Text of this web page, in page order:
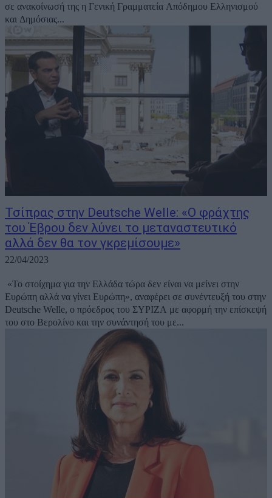
σε ανακοίνωσή της η Γενική Γραμματεία Απόδημου Ελληνισμού
και Δημόσιας...
Τσίπρας στην Deutsche Welle: «Ο φράχτης
του Έβρου δεν λύνει το μεταναστευτικό
αλλά δεν θα τον γκρεμίσουμε»
22/04/2023
«Το στοίχημα για την Ελλάδα τώρα δεν είναι να μείνει στην
Ευρώπη αλλά να γίνει Ευρώπη», αναφέρει σε συνέντευξή του στην
Deutsche Welle, ο πρόεδρος του ΣΥΡΙΖΑ με αφορμή την επίσκεψή
του στο Βερολίνο και την συνάντησή του με...